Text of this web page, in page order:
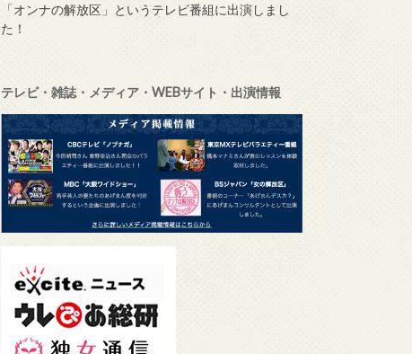
「オンナの解放区」というテレビ番組に出演しまし
た！
テレビ・雑誌・メディア・WEBサイト・出演情報